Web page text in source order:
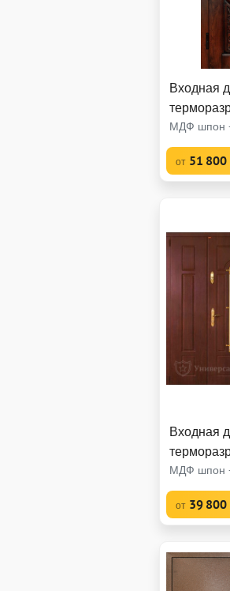
Входная
МДФ шпон
от 51 800
Входная
МДФ шпон
от 39 800